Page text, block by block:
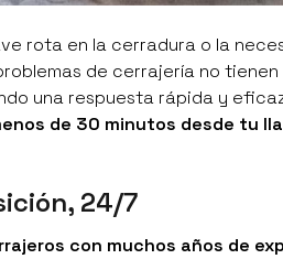
rota en la cerradura o la
de cerrajería no tienen
una respuesta rápida y
de 30 minutos desde tu
24/7
con muchos años de